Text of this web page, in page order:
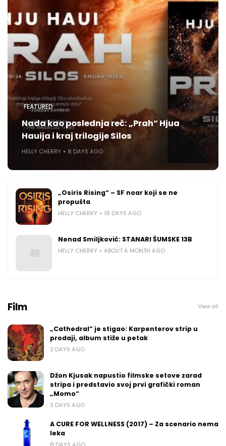
FEATURED
Nada kao poslednja reč: „Prah“ Hjua
Hauija i kraj trilogije Silos
HELLY CHERRY 8 DAYS AGO
„Osiris Rising“ – SF noar koji se ne
propušta
HELLY CHERRY 18 DAYS AGO
Nenad Smiljković: STANARI ŠUMSKE 13B
HELLY CHERRY ABOUT A MONTH AGO
Film View all
„Cathedral“ je stigao: Karpenterov strip u
prodaji, album stiže u petak
2 DAYS AGO
Džon Kjusak napustio filmske setove zarad
stripa i predstavio svoj prvi grafički roman
„Momo“
3 DAYS AGO
A CURE FOR WELLNESS (2017) – Za scenario nema
leka
8 DAYS AGO